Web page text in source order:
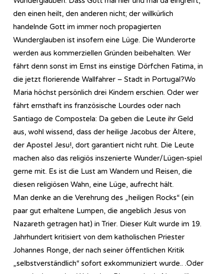
den einen heilt, den anderen nicht; der willkürlich
handelnde Gott im immer noch propagierten
Wunderglauben ist insofern eine Lüge. Die Wunderorte
werden aus kommerziellen Gründen beibehalten. Wer
fährt denn sonst im Ernst ins einstige Dörfchen Fatima, in
die jetzt florierende Wallfahrer – Stadt in Portugal?Wo
Maria höchst persönlich drei Kindern erschien. Oder wer
fährt ernsthaft ins französische Lourdes oder nach
Santiago de Compostela: Da geben die Leute ihr Geld
aus, wohl wissend, dass der heilige Jacobus der Ältere,
der Apostel Jesu!, dort garantiert nicht ruht. Die Leute
machen also das religiös inszenierte Wunder/Lügen-spiel
gerne mit. Es ist die Lust am Wandern und Reisen, die
diesen religiösen Wahn, eine Lüge, aufrecht hält.
Man denke an die Verehrung des „heiligen Rocks“ (ein
paar gut erhaltene Lumpen, die angeblich Jesus von
Nazareth getragen hat) in Trier. Dieser Kult wurde im 19.
Jahrhundert kritisiert von dem katholischen Priester
Johannes Ronge, der nach seiner öffentlichen Kritik
„selbstverständlich“ sofort exkommuniziert wurde.. .Oder